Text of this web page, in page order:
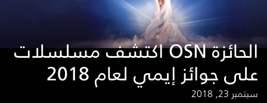
اكتشف مسلسلات OSN الحائزة
على جوائز إيمي لعام 2018
سبتمبر 23, 2018